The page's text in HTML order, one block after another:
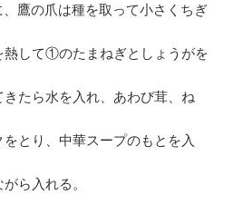
の爪は種を取って小さくちぎ
熱して①のたまねぎとしょうがを
たら水を入れ、あわび茸、ね
とり、中華スープのもとを入
ら入れる。